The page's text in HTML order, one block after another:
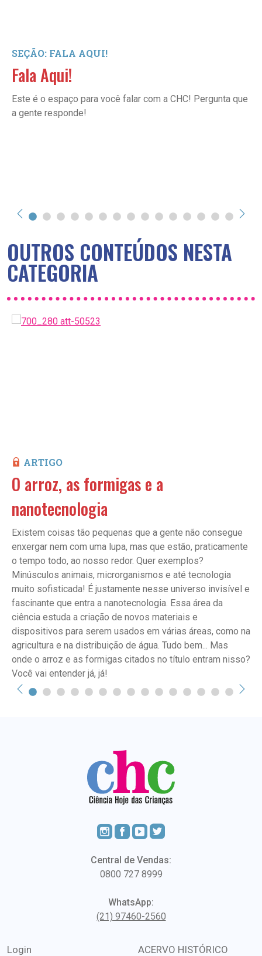
SEÇÃO: FALA AQUI!
Fala Aqui!
Este é o espaço para você falar com a CHC! Pergunta que
a gente responde!
OUTROS CONTEÚDOS NESTA
CATEGORIA
ARTIGO
O arroz, as formigas e a
nanotecnologia
Existem coisas tão pequenas que a gente não consegue
enxergar nem com uma lupa, mas que estão, praticamente
o tempo todo, ao nosso redor. Quer exemplos?
Minúsculos animais, microrganismos e até tecnologia
muito sofisticada! É justamente nesse universo invisível e
fascinante que entra a nanotecnologia. Essa área da
ciência estuda a criação de novos materiais e
dispositivos para serem usados em várias áreas, como na
agricultura e na distribuição de água. Tudo bem... Mas
onde o arroz e as formigas citados no título entram nisso?
Você vai entender já, já!
Central de Vendas:
0800 727 8999
WhatsApp:
(21) 97460-2560
Login ACERVO HISTÓRICO